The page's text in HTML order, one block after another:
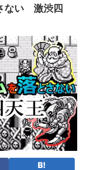
ない 激渋四